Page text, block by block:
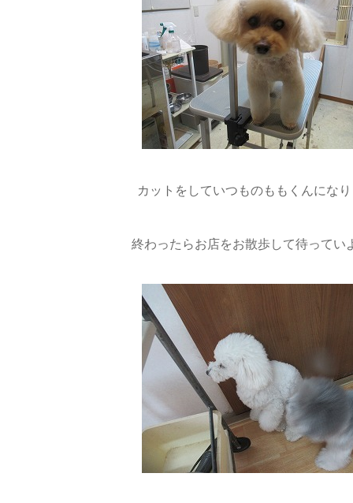
カットをしていつものももくんにな
終わったらお店をお散歩して待ってい